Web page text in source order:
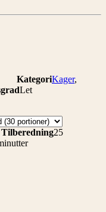
KategoriKager,
Let
Tilberedning25